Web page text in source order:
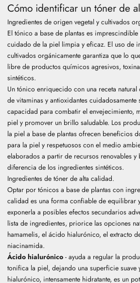
Cómo identificar un tóner de
Ingredientes de origen vegetal y cultivados
El tónico a base de plantas es
cuidado de la piel limpia y eficaz. El uso de
cultivados orgánicamente garantiza que lo
libre de productos químicos agresivos,
sintéticos.
Un tónico enriquecido con una receta
de vitaminas y antioxidantes
capacidad para combatir el envejecimiento,
piel y promover un brillo saludable. Los
la piel a base de plantas ofrecen beneficios
para la piel y respetuosos con el medio
elaborados a partir de recursos renovables y
diferencia de los ingredientes sintéticos.
Ingredientes de tóner de alta calidad.
Optar por tónicos a base de plantas con
calidad es una forma confiable de equilibrar
exponerla a posibles efectos secundarios
lista de ingredientes, priorice las opciones
hamamelis, el ácido hialurónico, el extracto
niacinamida.
Ácido hialurónico - ayuda a regular la
tonifica la piel, dejando una superficie suave
hialurónico, intensamente hidratante, es un